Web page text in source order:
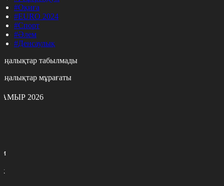
#Оқиға
#EURO 2024
#Спорт
#Әлем
#Денсаулық
табылмады
мұрағаты
2026